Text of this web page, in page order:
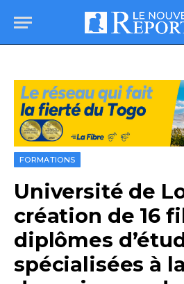
FORMATIONS
Université de
création de 16
diplômes
spécialisées à